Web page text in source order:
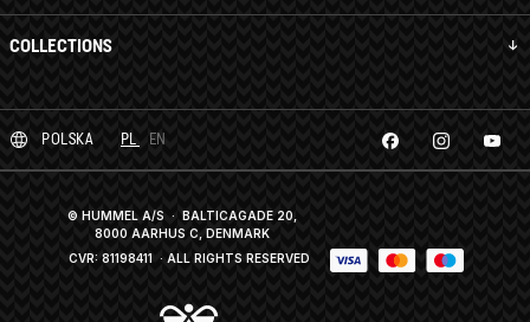
COLLECTIONS
POLSKA PL EN
© HUMMEL A/S · BALTICAGADE 20,
8000 AARHUS C, DENMARK
CVR: 81198411 · ALL RIGHTS RESERVED